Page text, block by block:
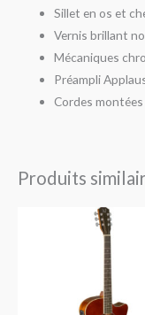
Sillet en os et
Vernis brillant
Mécaniques
Préampli
Cordes
Produits